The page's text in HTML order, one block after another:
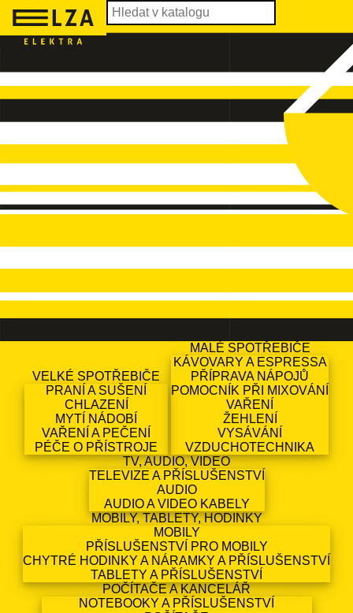
VELKÉ SPOTŘEBIČE
PRANÍ A SUŠENÍ
CHLAZENÍ
MYTÍ NÁDOBÍ
VAŘENÍ A PEČENÍ
PÉČE O PŘÍSTROJE
MALÉ SPOTŘEBIČE
KÁVOVARY A ESPRESSA
PŘÍPRAVA NÁPOJŮ
POMOCNÍK PŘI MIXOVÁNÍ
VAŘENÍ
ŽEHLENÍ
VYSÁVÁNÍ
VZDUCHOTECHNIKA
TV, AUDIO, VIDEO
TELEVIZE A PŘÍSLUŠENSTVÍ
AUDIO
AUDIO A VIDEO KABELY
MOBILY, TABLETY, HODINKY
MOBILY
PŘÍSLUŠENSTVÍ PRO MOBILY
CHYTRÉ HODINKY A NÁRAMKY A PŘÍSLUŠENSTVÍ
TABLETY A PŘÍSLUŠENSTVÍ
POČÍTAČE A KANCELÁŘ
NOTEBOOKY A PŘÍSLUŠENSTVÍ